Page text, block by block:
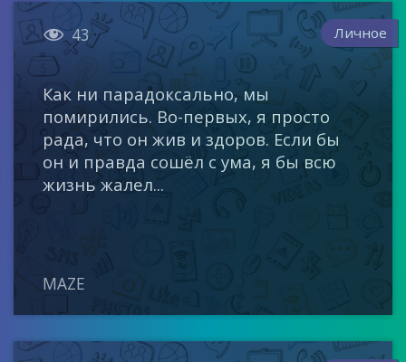
 43 Личное
Как ни парадоксально, мы
помирились. Во-первых, я просто
рада, что он жив и здоров. Если бы
он и правда сошёл с ума, я бы всю
жизнь жалел...
MAZE